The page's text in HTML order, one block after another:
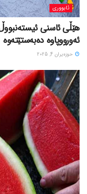
ئابووری
هێڵی ئاسنی
ئەورووپاوە دەبەستێتەوە
حوزه‌یران 4, 2025